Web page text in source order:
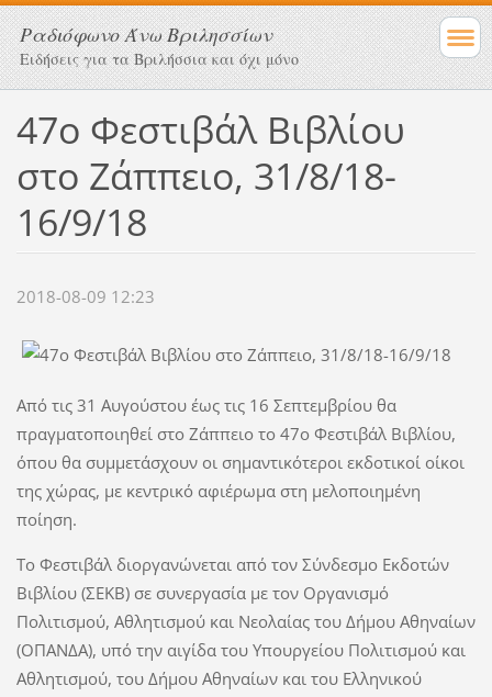
Ραδιόφωνο Άνω Βριλησσίων
Ειδήσεις για τα Βριλήσσια και όχι μόνο
47ο Φεστιβάλ Βιβλίου
στο Ζάππειο, 31/8/18-
16/9/18
2018-08-09 12:23
Από τις 31 Αυγούστου έως τις 16 Σεπτεμβρίου θα
πραγματοποιηθεί στο Ζάππειο το 47ο Φεστιβάλ Βιβλίου,
όπου θα συμμετάσχουν οι σημαντικότεροι εκδοτικοί οίκοι
της χώρας, με κεντρικό αφιέρωμα στη μελοποιημένη
ποίηση.
Το Φεστιβάλ διοργανώνεται από τον Σύνδεσμο Εκδοτών
Βιβλίου (ΣΕΚΒ) σε συνεργασία με τον Οργανισμό
Πολιτισμού, Αθλητισμού και Νεολαίας του Δήμου Αθηναίων
(ΟΠΑΝΔΑ), υπό την αιγίδα του Υπουργείου Πολιτισμού και
Αθλητισμού, του Δήμου Αθηναίων και του Ελληνικού